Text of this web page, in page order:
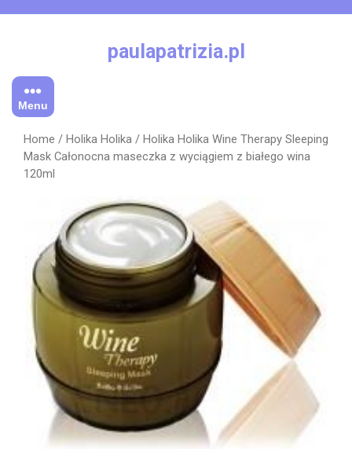
paulapatrizia.pl
Menu
Home / Holika Holika / Holika Holika Wine Therapy Sleeping
Mask Całonocna maseczka z wyciągiem z białego wina
120ml